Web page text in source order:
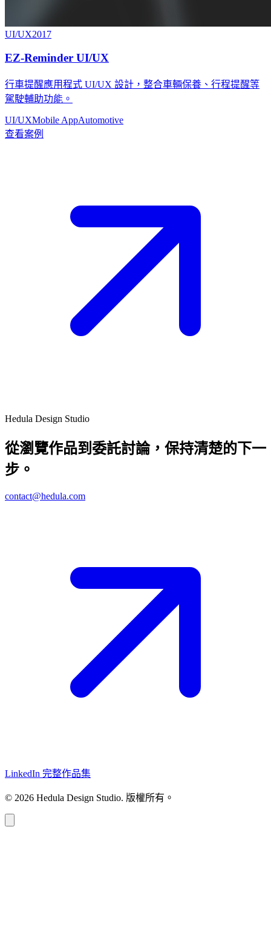
UI/UX2017
EZ-Reminder UI/UX
行車提醒應用程式 UI/UX 設計，整合車輛保養、行程提醒等
駕駛輔助功能。
UI/UXMobile AppAutomotive
查看案例
Hedula Design Studio
從瀏覽作品到委託討論，保持清楚的下一
步。
contact@hedula.com
LinkedIn 完整作品集
© 2026 Hedula Design Studio. 版權所有。